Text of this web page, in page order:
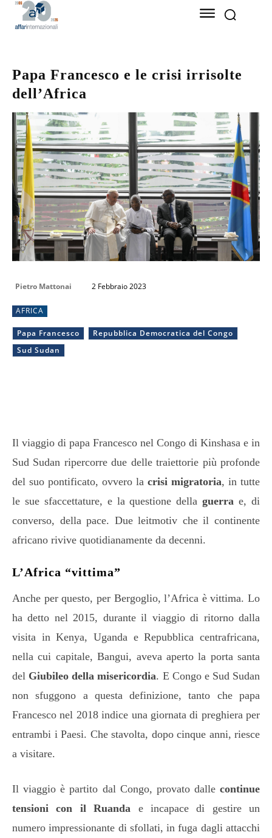
Papa Francesco e le crisi irrisolte
dell’Africa
Pietro Mattonai 2 Febbraio 2023
AFRICA
Papa Francesco
Repubblica Democratica del Congo
Sud Sudan
Il viaggio di papa Francesco nel Congo di Kinshasa e in
Sud Sudan ripercorre due delle traiettorie più profonde
del suo pontificato, ovvero la crisi migratoria, in tutte
le sue sfaccettature, e la questione dellaguerra e, di
converso, della pace. Due leitmotiv che il continente
africano rivive quotidianamente da decenni.
L’Africa “vittima”
Anche per questo, per Bergoglio, l’Africa è vittima. Lo
ha detto nel 2015, durante il viaggio di ritorno dalla
visita in Kenya, Uganda e Repubblica centrafricana,
nella cui capitale, Bangui, aveva aperto la porta santa
del Giubileo della misericordia. E Congo e Sud Sudan
non sfuggono a questa definizione, tanto che papa
Francesco nel 2018 indice una giornata di preghiera per
entrambi i Paesi. Che stavolta, dopo cinque anni, riesce
a visitare.
Il viaggio è partito dal Congo, provato dalle continue
tensioni con il Ruanda e incapace di gestire un
numero impressionante di sfollati, in fuga dagli attacchi